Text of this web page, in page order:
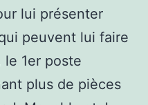
lui présenter
peuvent lui faire
le 1er poste
plus de pièces